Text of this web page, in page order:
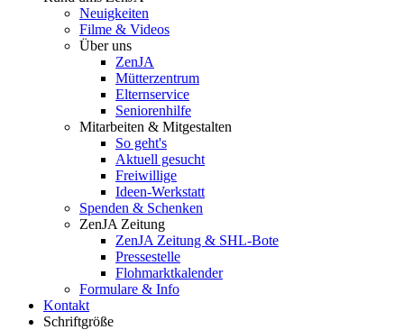
Neuigkeiten
Filme & Videos
Über uns
ZenJA
Mütterzentrum
Elternservice
Seniorenhilfe
Mitarbeiten & Mitgestalten
So geht's
Aktuell gesucht
Freiwillige
Ideen-Werkstatt
Spenden & Schenken
ZenJA Zeitung
ZenJA Zeitung & SHL-Bote
Pressestelle
Flohmarktkalender
Formulare & Info
Kontakt
Schriftgröße